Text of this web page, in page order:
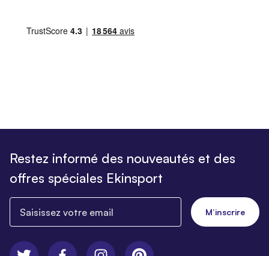
Restez informé des nouveautés et des
offres spéciales Ekinsport
M’inscrire